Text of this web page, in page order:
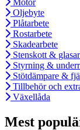
Motor
Oljebyte
Plåtarbete
Rostarbete
Skadearbete
Stenskott &
Styrning &
Stötdämpare &
Tillbehör och
Växellåda
Mest